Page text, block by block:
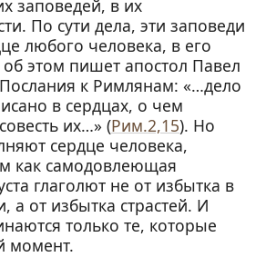
заповедей, в их
По сути дела, эти заповеди
любого человека, в его
этом пишет апостол Павел
к Римлянам: «…дело
в сердцах, о чем
их…» (Рим.2,15). Но
сердце человека,
как самодовлеющая
глаголют не от избытка в
а от избытка страстей. И
только те, которые
момент.